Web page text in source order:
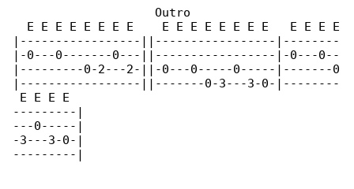
                    Outro
  E E E E E E E E    E E E E E E E E   E E E E
|-----------------||-----------------|--------
|-0---0-------0---||-----------------|-0---0--
|---------0-2---2-||-0---0-----0-----|-------0
|-----------------||-------0-3---3-0-|--------
E E E E
---------|
---0-----|
-3---3-0-|
---------|